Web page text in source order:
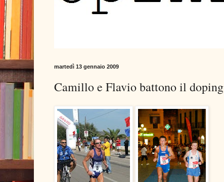
martedì 13 gennaio 2009
Camillo e Flavio battono il doping